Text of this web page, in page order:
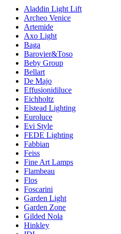
Aladdin Light Lift
Archeo Venice
Artemide
Axo Light
Baga
Barovier&Toso
Beby Group
Bellart
De Majo
Effusionidiluce
Eichholtz
Elstead Lighting
Euroluce
Evi Style
FEDE Lighting
Fabbian
Feiss
Fine Art Lamps
Flambeau
Flos
Foscarini
Garden Light
Garden Zone
Gilded Nola
Hinkley